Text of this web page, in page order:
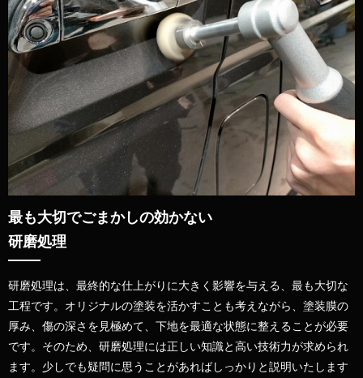
最も大切でごまかしの効かない
研磨処理
研磨処理は、最終的な仕上がりに大きく影響を与える、最も大切な
工程です。オリジナルの塗装を活かすことも考えながら、塗装膜の
厚み、傷の深さを見極めて、下地を最適な状態に整えることが必要
です。そのため、研磨処理には正しい知識と高い技術力が求められ
ます。少しでも疑問に思うことがあればしっかりと説明いたします